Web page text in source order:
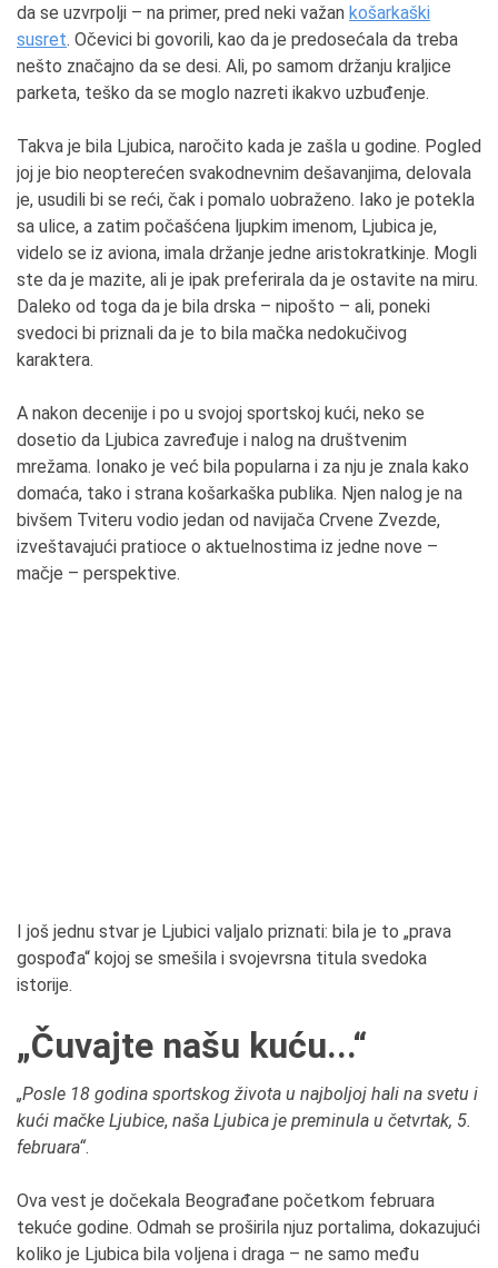
da se uzvrpolji – na primer, pred neki važan košarkaški
susret. Očevici bi govorili, kao da je predosećala da treba
nešto značajno da se desi. Ali, po samom držanju kraljice
parketa, teško da se moglo nazreti ikakvo uzbuđenje.
Takva je bila Ljubica, naročito kada je zašla u godine. Pogled
joj je bio neopterećen svakodnevnim dešavanjima, delovala
je, usudili bi se reći, čak i pomalo uobraženo. Iako je potekla
sa ulice, a zatim počašćena ljupkim imenom, Ljubica je,
videlo se iz aviona, imala držanje jedne aristokratkinje. Mogli
ste da je mazite, ali je ipak preferirala da je ostavite na miru.
Daleko od toga da je bila drska – nipošto – ali, poneki
svedoci bi priznali da je to bila mačka nedokučivog
karaktera.
A nakon decenije i po u svojoj sportskoj kući, neko se
dosetio da Ljubica zavređuje i nalog na društvenim
mrežama. Ionako je već bila popularna i za nju je znala kako
domaća, tako i strana košarkaška publika. Njen nalog je na
bivšem Tviteru vodio jedan od navijača Crvene Zvezde,
izveštavajući pratioce o aktuelnostima iz jedne nove –
mačje – perspektive.
I još jednu stvar je Ljubici valjalo priznati: bila je to „prava
gospođa“ kojoj se smešila i svojevrsna titula svedoka
istorije.
„Čuvajte našu kuću...“
„Posle 18 godina sportskog života u najboljoj hali na svetu i
kući mačke Ljubice, naša Ljubica je preminula u četvrtak, 5.
februara“.
Ova vest je dočekala Beograđane početkom februara
tekuće godine. Odmah se proširila njuz portalima, dokazujući
koliko je Ljubica bila voljena i draga – ne samo među